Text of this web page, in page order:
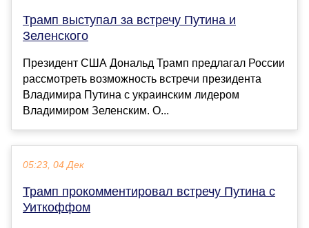
Трамп выступал за встречу Путина и
Зеленского
Президент США Дональд Трамп предлагал России
рассмотреть возможность встречи президента
Владимира Путина с украинским лидером
Владимиром Зеленским. О...
05:23, 04 Дек
Трамп прокомментировал встречу Путина с
Уиткоффом